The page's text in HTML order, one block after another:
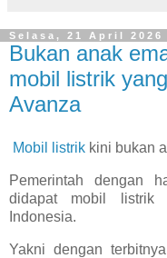
Selasa, 21 April 2026
Bukan anak
mobil listrik
Avanza
Mobil listrik kini bukan
Pemerintah dengan
didapat mobil listrik
Indonesia.
Yakni dengan